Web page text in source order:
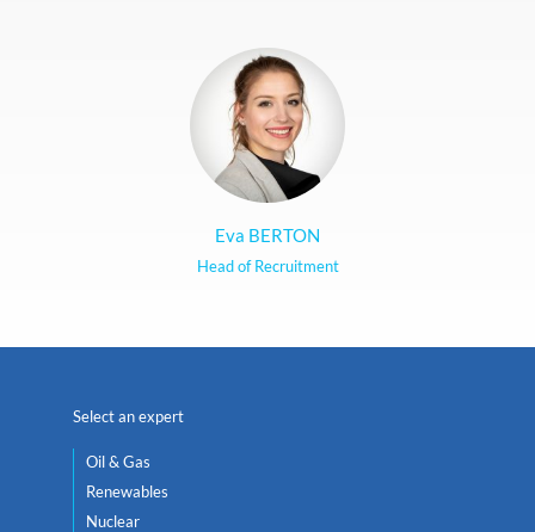
Eva BERTON
Head of Recruitment
Select an expert
Oil & Gas
Renewables
Nuclear